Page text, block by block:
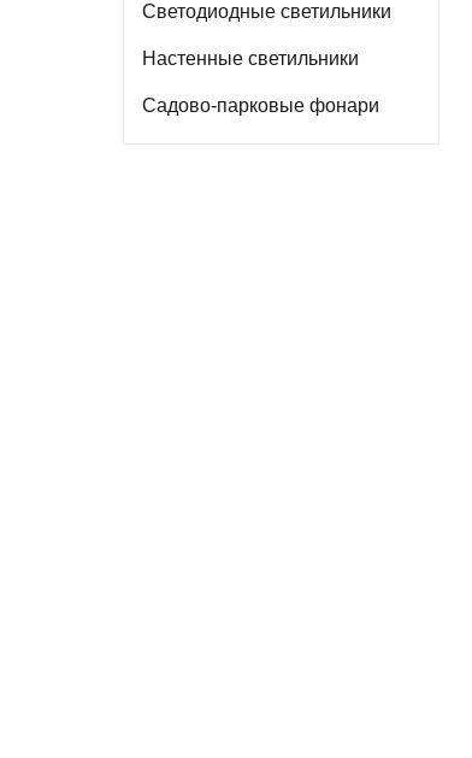
Светодиодные светильники
Настенные светильники
Садово-парковые фонари